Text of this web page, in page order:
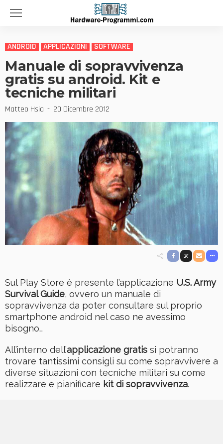
ANDROID APPLICAZIONI SOFTWARE
Manuale di sopravvivenza
gratis su android. Kit e
tecniche militari
Matteo Hsia 20 Dicembre 2012
Sul Play Store è presente l’applicazione U.S. Army
Survival Guide, ovvero un manuale di
sopravvivenza da poter consultare sul proprio
smartphone android nel caso ne avessimo
bisogno…
All’interno dell’applicazione gratis si potranno
trovare tantissimi consigli su come sopravvivere a
diverse situazioni con tecniche militari su come
realizzare e pianificare kit di sopravvivenza.